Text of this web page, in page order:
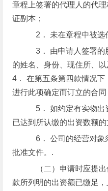
章程上签署的代理人的代
证副本；
2． 未在章程中被选
3． 由申请人签署的
的姓名、身份、现住所、
4． 在第五条第四款情况
进行此项确定而订立的合
5． 如约定有实物出
已达到所认缴的出资数额的
6． 公司的经营对象
批准文件。.
（二）申请时应提出
款所列明的出资额已缴足